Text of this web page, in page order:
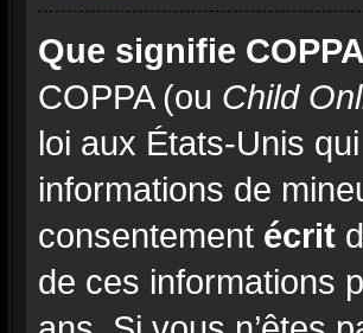
Que signifie
COPPA (ou Child
loi aux États-Unis
informations de
consentement écrit
de ces informations